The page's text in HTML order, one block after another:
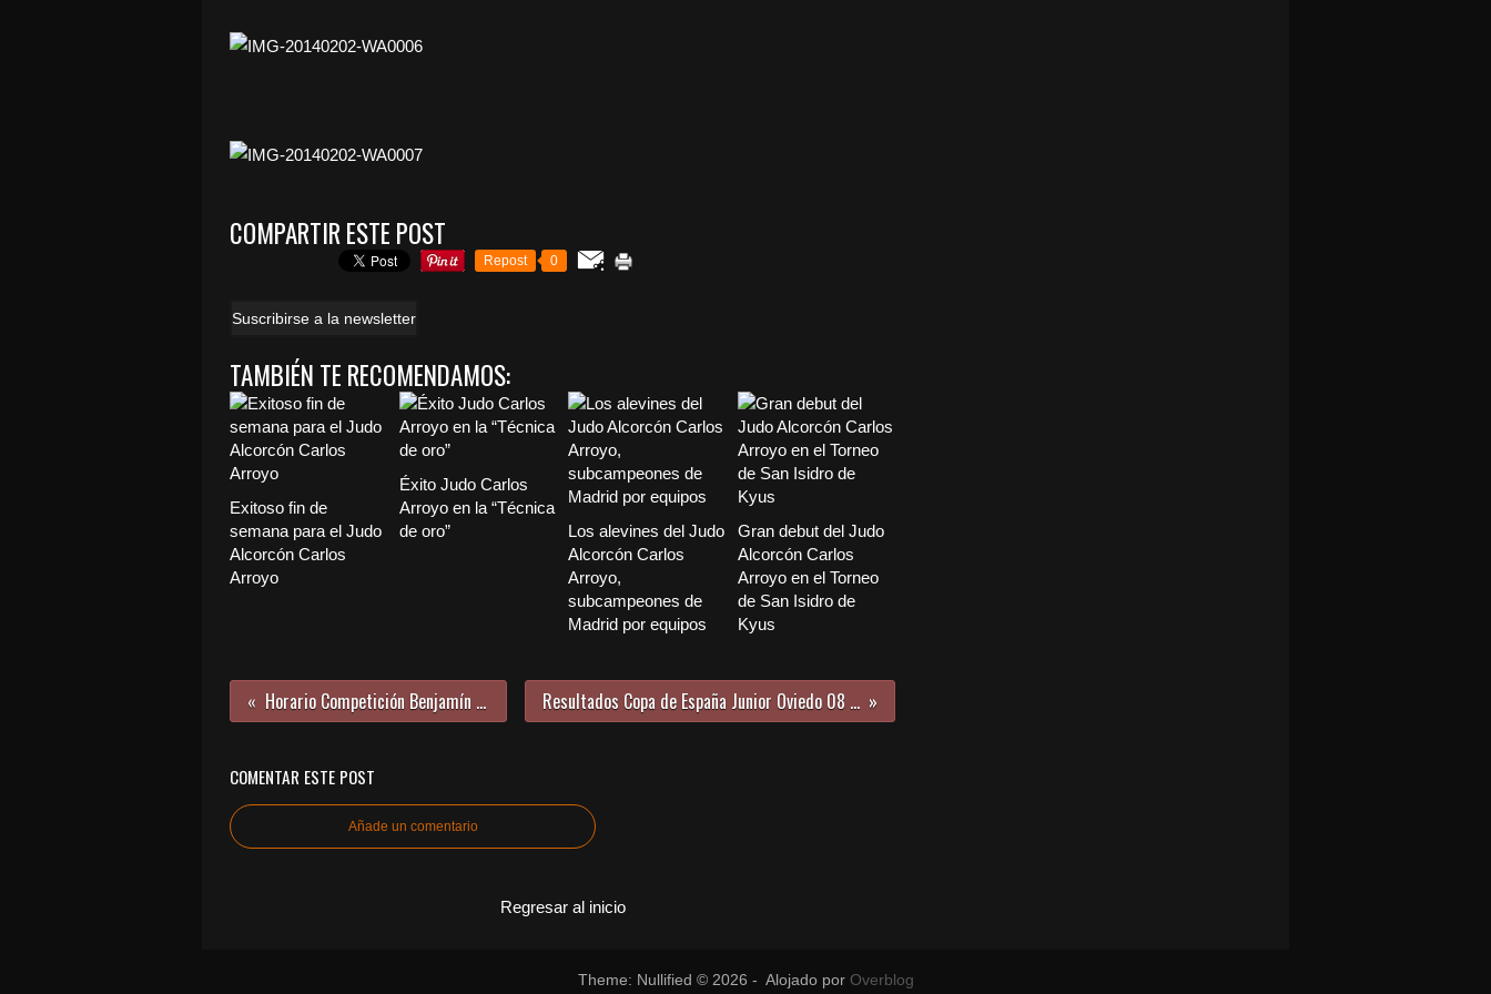
COMPARTIR ESTE POST
Repost 0
Suscribirse a la newsletter
TAMBIÉN TE RECOMENDAMOS:
Exitoso fin de
semana para el Judo
Alcorcón Carlos
Arroyo
Éxito Judo Carlos
Arroyo en la “Técnica
de oro”
Los alevines del Judo
Alcorcón Carlos
Arroyo,
subcampeones de
Madrid por equipos
Gran debut del Judo
Alcorcón Carlos
Arroyo en el Torneo
de San Isidro de
Kyus
Horario Competición Benjamín 02 de febrero Resultados Copa de España Junior Oviedo 08 y 09 febrero 2014
COMENTAR ESTE POST
Añade un comentario
Regresar al inicio
Theme: Nullified © 2026 - Alojado por Overblog